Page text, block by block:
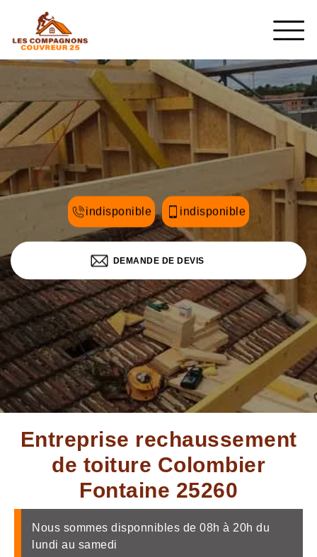
indisponible indisponible
DEMANDE DE DEVIS
Entreprise rechaussement
de toiture Colombier
Fontaine 25260
Nous sommes disponnibles de 08h à 20h du
lundi au samedi